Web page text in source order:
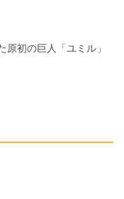
原初の巨人「ユミル」